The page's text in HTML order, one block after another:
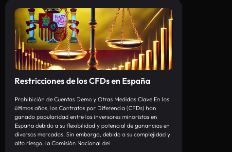
Restricciones de los CFDs en España
Prohibición de Cuentas Demo y Otras Medidas Clave En los
últimos años, los Contratos por Diferencia (CFDs) han
ganado popularidad entre los inversores minoristas en
España debido a su flexibilidad y potencial de ganancias en
diversos mercados. Sin embargo, debido a su complejidad y
alto riesgo, la Comisión Nacional del